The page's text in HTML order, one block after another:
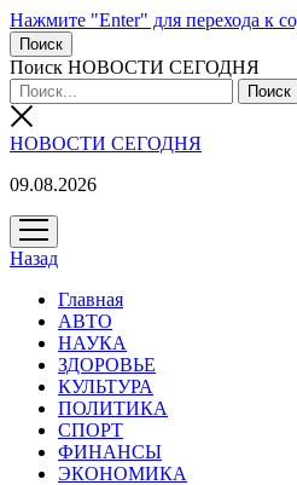
Нажмите "Enter" для перехода к
Поиск
Поиск НОВОСТИ СЕГОДНЯ
НОВОСТИ СЕГОДНЯ
09.08.2026
открыть
меню
Назад
Главная
АВТО
НАУКА
ЗДОРОВЬЕ
КУЛЬТУРА
ПОЛИТИКА
СПОРТ
ФИНАНСЫ
ЭКОНОМИКА